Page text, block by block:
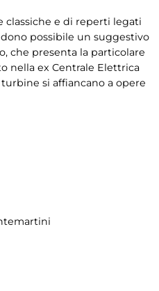
classiche e di reperti legati
possibile un suggestivo
che presenta la particolare
nella ex Centrale Elettrica
si affiancano a opere